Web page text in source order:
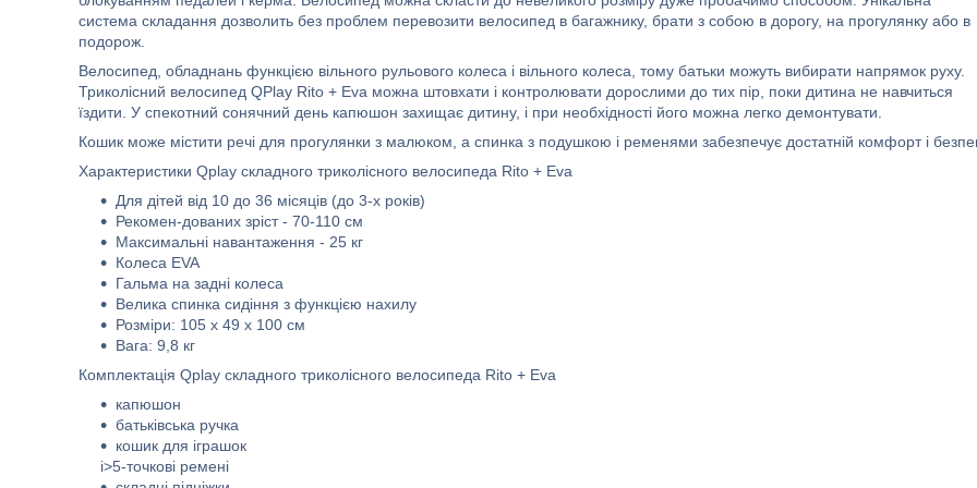
система складання дозволить без проблем перевозити велосипед в багажнику, брати з собою в дорогу, на прогулянку або в
подорож.
Велосипед, обладнань функцією вільного рульового колеса і вільного колеса, тому батьки можуть вибирати напрямок руху.
Триколісний велосипед QPlay Rito + Eva можна штовхати і контролювати дорослими до тих пір, поки дитина не навчиться
їздити. У спекотний сонячний день капюшон захищає дитину, і при необхідності його можна легко демонтувати.
Кошик може містити речі для прогулянки з малюком, а спинка з подушкою і ременями забезпечує достатній комфорт і
Характеристики Qplay складного триколісного велосипеда Rito + Eva
Для дітей від 10 до 36 місяців (до 3-х років)
Рекомен-дованих зріст - 70-110 см
Максимальні навантаження - 25 кг
Колеса EVA
Гальма на задні колеса
Велика спинка сидіння з функцією нахилу
Розміри: 105 х 49 х 100 см
Вага: 9,8 кг
Комплектація Qplay складного триколісного велосипеда Rito + Eva
капюшон
батьківська ручка
кошик для іграшок
i>5-точкові ремені